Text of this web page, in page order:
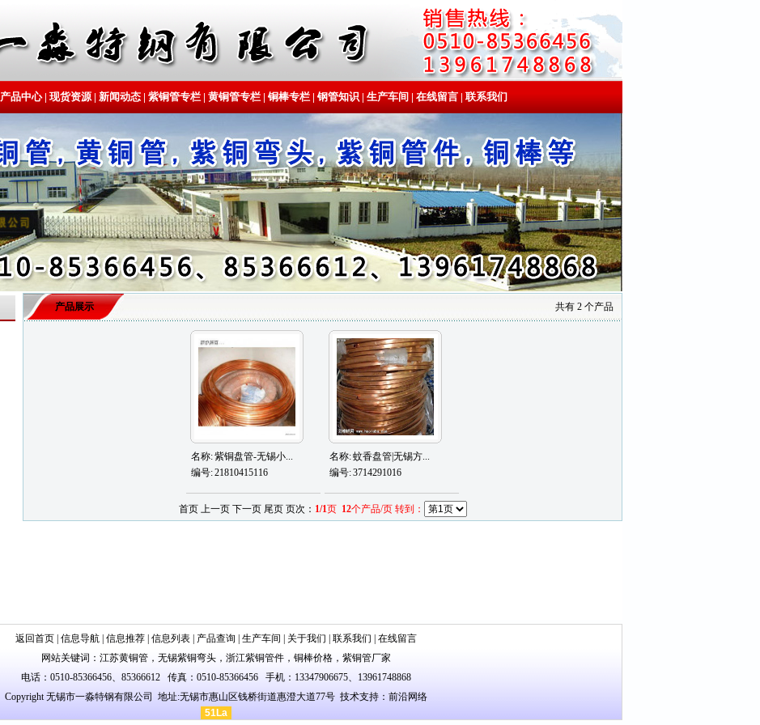
产品中心| 现货资源| 新闻动态 | 紫铜管专栏 | 黄铜管专栏 | 铜棒专栏 | 钢管知识 | 生产车间 | 在线留言 | 联系我们
产品展示 共有 2 个产品
名称:紫铜盘管-无锡小...
编号:21810415116
名称:蚊香盘管|无锡方...
编号:3714291016
首页 上一页 下一页 尾页 页次： 1/1页 12个产品/页 转到：
返回首页 信息导航 信息推荐 信息列表 产品查询 生产车间 关于我们 联系我们
在线留言
网站关键词： 江苏黄铜管 ， 无锡紫铜弯头 ， 浙江紫铜管件 ， 铜棒价格 ， 紫铜管厂家
电话：0510-85366456、85366612 传真：0510-85366456 手机：13347906675、13961748868
Copyright 无锡市一淼特钢有限公司 地址:无锡市惠山区钱桥街道惠澄大道77号 技术支持：前沿网络
51La